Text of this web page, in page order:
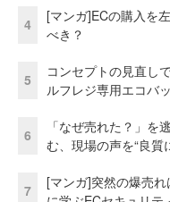
4
[マンガ]ECの購入を
べき？
5
コンセプトの見直し
ルフレジ専用エコバ
6
「なぜ売れた？」を
む、現場の声を“良質
7
[マンガ]突然の爆売